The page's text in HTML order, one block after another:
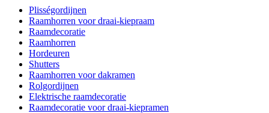
Plisségordijnen
Raamhorren voor draai-kiepraam
Raamdecoratie
Raamhorren
Hordeuren
Shutters
Raamhorren voor dakramen
Rolgordijnen
Elektrische raamdecoratie
Raamdecoratie voor draai-kiepramen